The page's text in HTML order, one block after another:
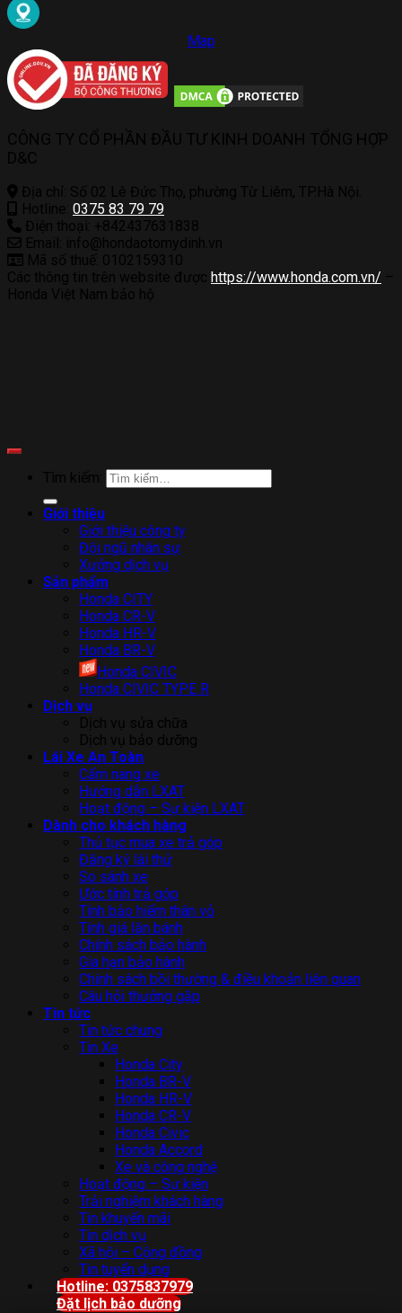
Map
0375 83 79 79
https://www.honda.com.vn/
Giới thiệu
Giới thiệu công ty
Đội ngũ nhân sự
Xưởng dịch vụ
Sản phẩm
Honda CITY
Honda CR-V
Honda HR-V
Honda BR-V
Honda CIVIC
Honda CIVIC TYPE R
Dịch vụ
Lái Xe An Toàn
Cẩm nang xe
Hướng dẫn LXAT
Hoạt động – Sự kiện LXAT
Dành cho khách hàng
Thủ tục mua xe trả góp
Đăng ký lái thử
So sánh xe
Ước tính trả góp
Tính bảo hiểm thân vỏ
Tính giá lăn bánh
Chính sách bảo hành
Gia hạn bảo hành
Chính sách bồi thường & điều khoản liên quan
Câu hỏi thưởng gặp
Tin tức
Tin tức chung
Tin Xe
Honda City
Honda BR-V
Honda HR-V
Honda CR-V
Honda Civic
Honda Accord
Xe và công nghệ
Hoạt động – Sự kiện
Trải nghiệm khách hàng
Tin khuyến mãi
Tin dịch vụ
Xã hội – Cộng đồng
Tin tuyển dụng
Hotline: 0375837979
Đặt lịch bảo dưỡng